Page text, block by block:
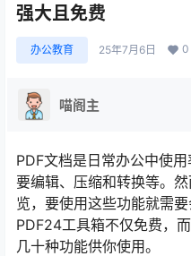
强大且免费
办公教育 25年7月6日 0
喵阁主
PDF文档是日常办公中使
要编辑、压缩和转换等。
览，要使用这些功能就需
PDF24工具箱不仅免费，
几十种功能供你使用。